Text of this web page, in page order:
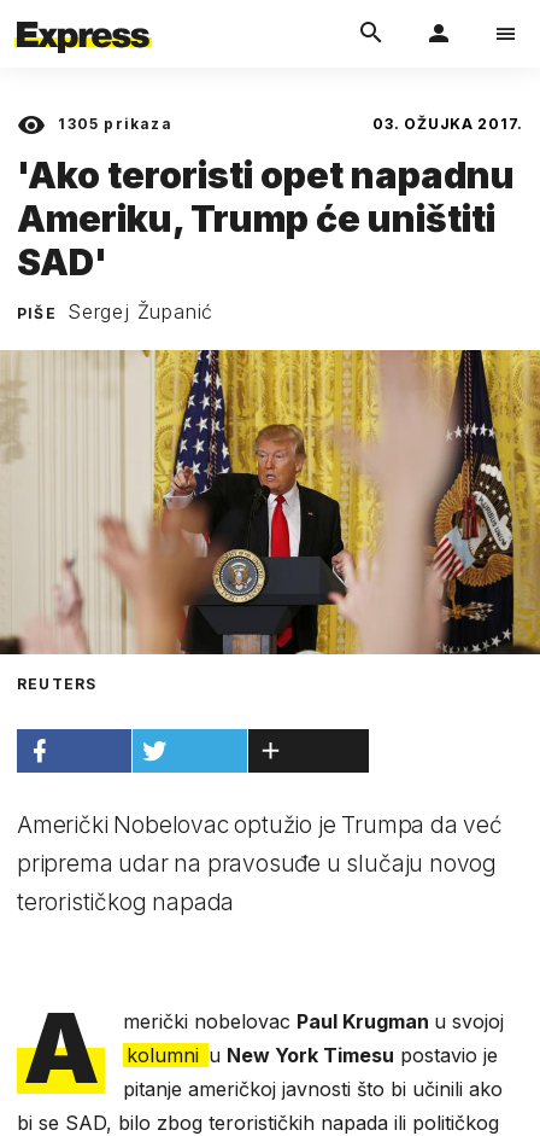
1305 prikaza 03. OŽUJKA 2017.
'Ako teroristi opet napadnu
Ameriku, Trump će uništiti
SAD'
PIŠE Sergej Županić
REUTERS
Američki Nobelovac optužio je Trumpa da već
priprema udar na pravosuđe u slučaju novog
terorističkog napada
A merički nobelovac Paul Krugman u svojoj
kolumni u New York Timesu postavio je
pitanje američkoj javnosti što bi učinili ako
bi se SAD, bilo zbog terorističkih napada ili političkog